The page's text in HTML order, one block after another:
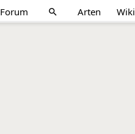
Forum search Arten Wiki